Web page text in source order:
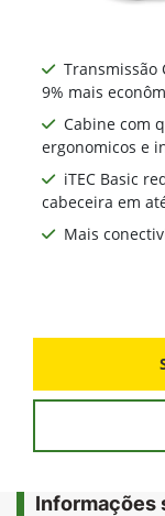
Transmissão
9% mais
Cabine com
ergonomicos e
iTEC Basic
cabeceira em
Mais
Informações